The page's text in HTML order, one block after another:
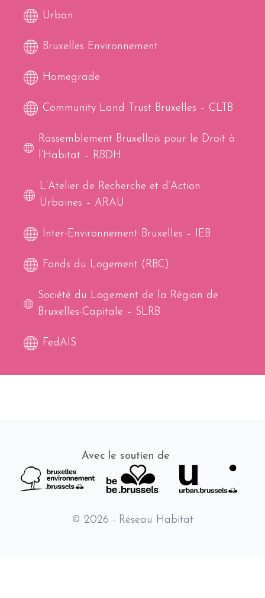
Urban
Bruxelles Environnement
Homegrade
Community Land Trust Bruxelles – CLTB
Rassemblement Bruxellois pour le Droit à
l’Habitat – RBDH
L’Atelier de Recherche et d’Action
Urbaines – ARAU
Inter-Environnement Bruxelles – IEB
Fonds du Logement (RBC)
Société du Logement de la Région de
Bruxelles-Capitale – SLRB
FedAIS
Avec le soutien de
© 2026 - Réseau Habitat